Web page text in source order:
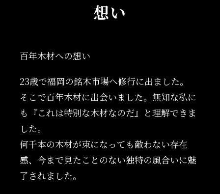
想い
百年木材への想い
23歳で福岡の銘木市場へ修行に出ました。
そこで百年木材に出会いました。無知な私に
も『これは特別な木材なのだ』と理解できま
した。
何千本の木材が束になっても敵わない存在
感、今まで見たことのない独特の風合いに魅
了されました。